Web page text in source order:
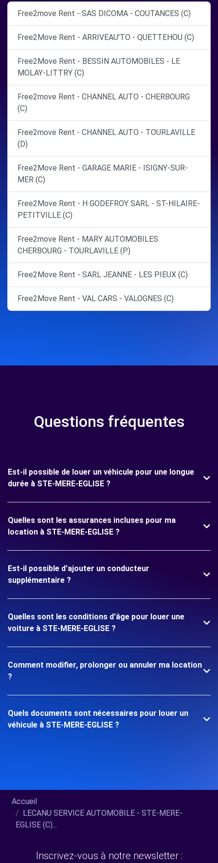
Free2move Rent - SAS DICOMA - COUTANCES (C)
Free2Move Rent - ARRIVEAU'TO - QUETTEHOU (C)
Free2Move Rent - BESSIN AUTOMOBILES - LE
MOLAY-LITTRY (C)
Free2move Rent - CHANNEL AUTO - CHERBOURG
(C)
Free2move Rent - CHANNEL AUTO - TOURLAVILLE
(D)
Free2Move Rent - GARAGE MARIE - ISIGNY-SUR-
MER (C)
Free2Move Rent - H GODEFROY SARL - ST-HILAIRE-
PETITVILLE (C)
Free2move Rent - MARY AUTOMOBILES
CHERBOURG - TOURLAVILLE (P)
Free2Move Rent - SARL JEANNE - LES PIEUX (C)
Free2Move Rent - VAL CARS - VALOGNES (C)
Questions fréquentes
Est-il possible de louer un véhicule pour une longue
durée à STE-MERE-EGLISE ?
Quelles sont les assurances incluses pour ma
location à STE-MERE-EGLISE ?
Est-il possible d'ajouter un conducteur
supplémentaire ?
Quelles sont les conditions d'âge pour louer une
voiture à STE-MERE-EGLISE ?
Comment modifier, prolonger ou annuler ma location
?
Quels documents sont nécessaires pour louer un
véhicule à STE-MERE-EGLISE ?
Accueil
LECANU SERVICE AUTOMOBILE - STE-MERE-
EGLISE (C)...
Inscrivez-vous à notre newsletter :